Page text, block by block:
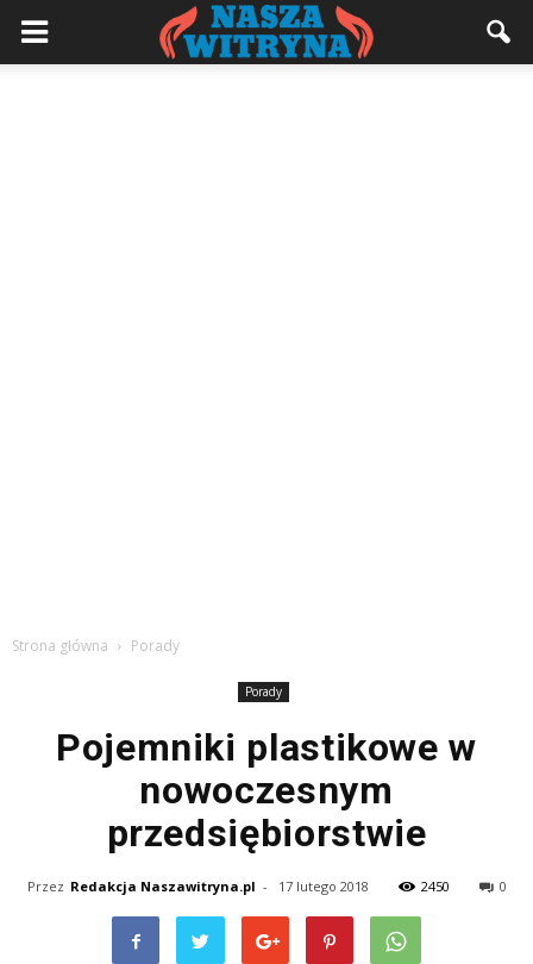
Strona główna Porady
Porady
Pojemniki plastikowe w
nowoczesnym
przedsiębiorstwie
Przez Redakcja Naszawitryna.pl - 17 lutego 2018 2450 0